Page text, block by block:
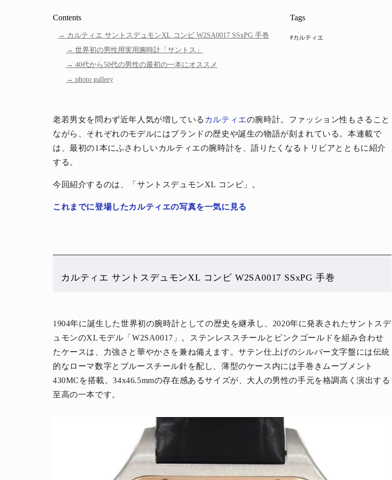
Contents
カルティエ サントスデュモンXL コンビ W2SA0017 SSxPG 手巻
世界初の男性用実用腕時計「サントス」
40代から50代の男性の最初の一本にオススメ
photo gallery
Tags
#カルティエ
老若男女を問わず近年人気が増している カルティエの腕時計。ファッション性もさること
ながら、それぞれのモデルにはブランドの歴史や誕生の物語が刻まれている。本連載で
は、最初の1本にふさわしいカルティエの腕時計を、語りたくなるトリビアとともに紹介
する。
今回紹介するのは、「サントスデュモンXL コンビ」。
これまでに登場したカルティエの写真を一気に見る
カルティエ サントスデュモンXL コンビ W2SA0017 SSxPG 手巻
1904年に誕生した世界初の腕時計としての歴史を継承し、2020年に発表されたサントスデ
ュモンのXLモデル「W2SA0017」。ステンレススチールとピンクゴールドを組み合わせ
たケースは、力強さと華やかさを兼ね備えます。サテン仕上げのシルバー文字盤には伝統
的なローマ数字とブルースチール針を配し、薄型のケース内には手巻きムーブメント
430MCを搭載。34x46.5mmの存在感あるサイズが、大人の男性の手元を格調高く演出する
至高の一本です。